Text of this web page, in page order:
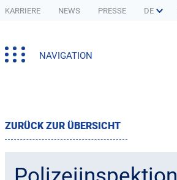
KARRIERE NEWS PRESSE
NAVIGATION
ZURÜCK ZUR ÜBERSICHT